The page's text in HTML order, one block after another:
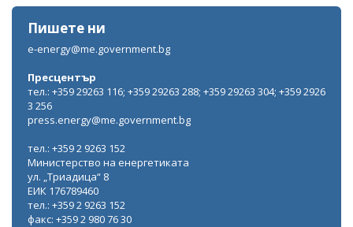
Пишете ни
e-energy@me.government.bg
Пресцентър
тел.: +359 29263 116; +359 29263 288; +359 29263 304; +359 2926
3 256
press.energy@me.government.bg
тел.: +359 2 9263 152
Министерство на енергетиката
ул. „Триадица“ 8
ЕИК 176789460
тел.: +359 2 9263 152
факс: +359 2 980 76 30